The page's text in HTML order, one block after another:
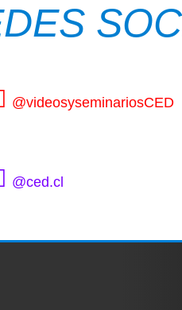
@videosyseminariosCED
@ced.cl